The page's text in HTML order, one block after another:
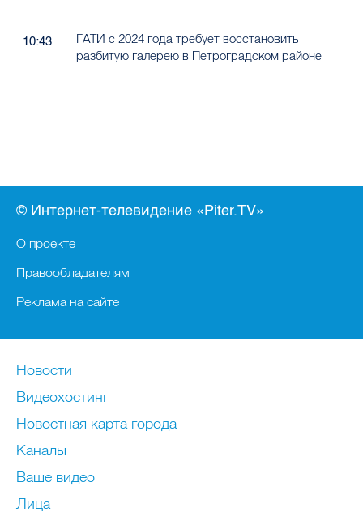
10:43
ГАТИ с 2024 года требует восстановить
разбитую галерею в Петроградском районе
© Интернет-телевидение «Piter.TV»
О проекте
Правообладателям
Реклама на сайте
Новости
Видеохостинг
Новостная карта города
Каналы
Ваше видео
Лица